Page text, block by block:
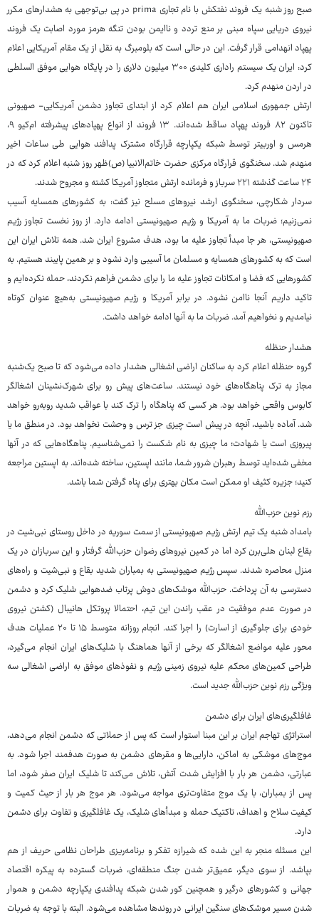
صبح روز شنبه یک فروند نفتکش با نام تجاری prima در پی بی‌توجهی به هشدارهای مکرر
نیروی دریایی سپاه مبنی بر منع تردد و ناایمن بودن تنگه هرمز مورد اصابت یک فروند
پهپاد انهدامی قرار گرفت. این در حالی است که بلومبرگ به نقل از یک مقام آمریکایی اعلام
کرد: ایران یک سیستم راداری کلیدی ۳۰۰ میلیون دلاری را در پایگاه هوایی موفق السلطی
در اردن منهدم کرد.
ارتش جمهوری اسلامی ایران هم اعلام کرد از ابتدای تجاوز دشمن آمریکایی- صهیونی
تاکنون ۸۲ فروند پهپاد ساقط شده‌اند. ۱۳ فروند از انواع پهپادهای پیشرفته ام‌کیو ۹،
هرمس و اوربیتر توسط شبکه یکپارچه قرارگاه مشترک پدافند هوایی طی ساعات اخیر
منهدم شد. سخنگوی قرارگاه مرکزی حضرت خاتم‌الانبیا (ص)ظهر روز شنبه اعلام کرد که در
۲۴ ساعت گذشته ۲۲۱ سرباز و فرمانده ارتش متجاوز آمریکا کشته و مجروح شدند.
سردار شکارچی، سخنگوی ارشد نیروهای مسلح نیز گفت: به کشورهای همسایه آسیب
نمی‌زنیم؛ ضربات ما به آمریکا و رژیم صهیونیستی ادامه دارد. از روز نخست تجاوز رژیم
صهیونیستی، هر جا مبدأ تجاوز علیه ما بود، هدف مشروع ایران شد. همه تلاش ایران این
است که به کشورهای همسایه و مسلمان ما آسیبی وارد نشود و بر همین پایبند هستیم. به
کشورهایی که فضا و امکانات تجاوز علیه ما را برای دشمن فراهم نکردند، حمله نکرده‌ایم و
تاکید داریم آنجا ناامن نشود. در برابر آمریکا و رژیم صهیونیستی به‌هیچ عنوان کوتاه
نیامدیم و نخواهیم آمد. ضربات ما به آنها ادامه خواهد داشت.
هشدار حنظله
گروه حنظله اعلام کرد به ساکنان اراضی اشغالی هشدار داده می‌شود که تا صبح یک‌شنبه
مجاز به ترک پناهگاه‌های خود نیستند. ساعت‌های پیش رو برای شهرک‌نشینان اشغالگر
کابوس واقعی خواهد بود. هر کسی که پناهگاه را ترک کند با عواقب شدید روبه‌رو خواهد
شد. آماده باشید، آنچه در پیش است چیزی جز ترس و وحشت نخواهد بود. در منطق ما یا
پیروزی است یا شهادت؛ ما چیزی به نام شکست را نمی‌شناسیم. پناهگاه‌هایی که در آنها
مخفی شده‌اید توسط رهبران شرور شما، مانند اپستین، ساخته شده‌اند. به اپستین مراجعه
کنید؛ جزیره کثیف او ممکن است مکان بهتری برای پناه گرفتن شما باشد.
رزم نوین حزب‌الله
بامداد شنبه یک تیم ارتش رژیم صهیونیستی از سمت سوریه در داخل روستای نبی‌شیت در
بقاع لبنان هلی‌برن کرد اما در کمین نیروهای رضوان حزب‌الله گرفتار و این سربازان در یک
منزل محاصره شدند. سپس رژیم صهیونیستی به بمباران شدید بقاع و نبی‌شیت و راه‌های
دسترسی به آن پرداخت. حزب‌الله موشک‌های دوش پرتاب ضدهوایی شلیک کرد و دشمن
در صورت عدم موفقیت در عقب راندن این تیم، احتمالا پروتکل هانیبال (کشتن نیروی
خودی برای جلوگیری از اسارت) را اجرا کند. انجام روزانه متوسط ۱۵ تا ۲۰ عملیات هدف
محور علیه مواضع اشغالگر که برخی از آنها هماهنگ با شلیک‌های ایران انجام می‌گیرد،
طراحی کمین‌های محکم علیه نیروی زمینی رژیم و نفوذهای موفق به اراضی اشغالی سه
ویژگی رزم نوین حزب‌الله جدید است.
غافلگیری‌های ایران برای دشمن
استراتژی تهاجم ایران بر این مبنا استوار است که پس از حملاتی که دشمن انجام می‌دهد،
موج‌های موشکی به اماکن، دارایی‌ها و مقرهای دشمن به صورت هدفمند اجرا شود. به
عبارتی، دشمن هر بار با افزایش شدت آتش، تلاش می‌کند تا شلیک ایران صفر شود، اما
پس از بمباران، با یک موج متفاوت‌تری مواجه می‌شود. هر موج هر بار از حیث کمیت و
کیفیت سلاح و اهداف، تاکتیک حمله و مبدأهای شلیک، یک غافلگیری و تفاوت برای دشمن
دارد.
این مسئله منجر به این شده که شیرازه تفکر و برنامه‌ریزی طراحان نظامی حریف از هم
بپاشد. از سوی دیگر، عمیق‌تر شدن جنگ منطقه‌ای، ضربات گسترده به پیکره اقتصاد
جهانی و کشورهای درگیر و همچنین کور شدن شبکه پدافندی یکپارچه دشمن و هموار
شدن مسیر موشک‌های سنگین ایرانی در روندها مشاهده می‌شود. البته با توجه به ضربات